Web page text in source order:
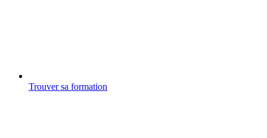
Trouver sa formation